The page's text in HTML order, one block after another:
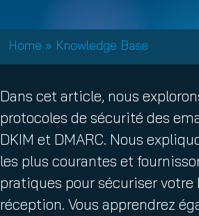
Home » Knowledge Base
Dans cet article, nous
protocoles de sécurité des
DKIM et DMARC. Nous
les plus courantes et
pratiques pour sécuriser votre
réception. Vous apprendrez